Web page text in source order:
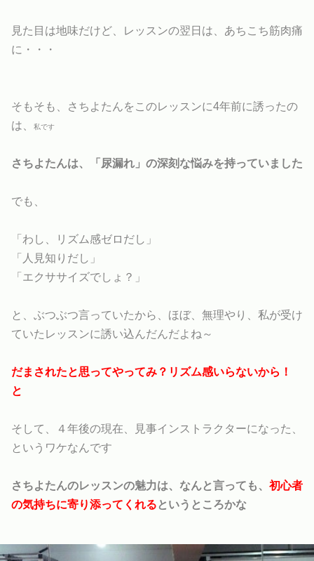
見た目は地味だけど、レッスンの翌日は、あちこち筋肉痛
に・・・
そもそも、さちよたんをこのレッスンに4年前に誘ったの
は、
私です
さちよたんは、「尿漏れ」の深刻な悩みを持っていました
でも、
「わし、リズム感ゼロだし」
「人見知りだし」
「エクササイズでしょ？」
と、ぶつぶつ言っていたから、ほぼ、無理やり、私が受け
ていたレッスンに誘い込んだんだよね～
だまされたと思ってやってみ？リズム感いらないから！
と
そして、４年後の現在、見事インストラクターになった、
というワケなんです
さちよたんのレッスンの魅力は、なんと言っても、 初心者
の気持ちに寄り添ってくれる というところかな